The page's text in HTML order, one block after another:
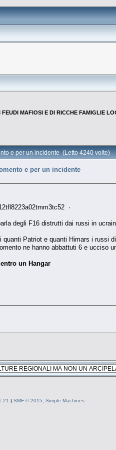
MAFIOSI E DI RICCHE FAMIGLIE
e per un incidente (Letto 4240 volte)
e per un incidente
·
degli F16 distrutti dai russi in
Patriot e quanti Himars i russi
ne hanno abbattuti 6 e ucciso
un Hangar
| SMF © 2015, Simple Machines